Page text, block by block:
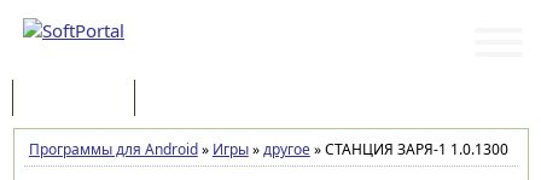
Программы для Android» Игры»другое»СТАНЦИЯ ЗАРЯ-1 1.0.1300